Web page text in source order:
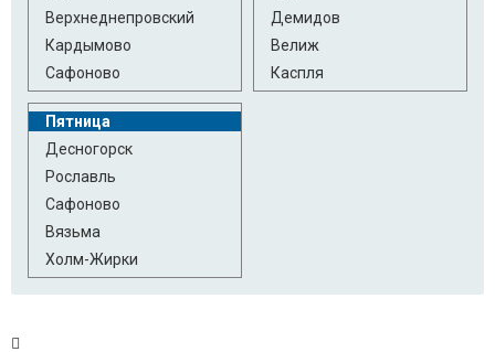
Верхнеднепровский
Кардымово
Сафоново
Демидов
Велиж
Каспля
Пятница
Десногорск
Рославль
Сафоново
Вязьма
Холм-Жирки